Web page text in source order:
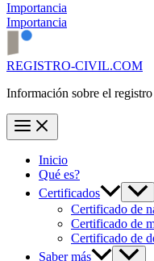
Importancia
Importancia
REGISTRO-CIVIL.COM
Información sobre el
Inicio
Qué es?
Certificados
Certificado de
Certificado de
Certificado de
Saber más